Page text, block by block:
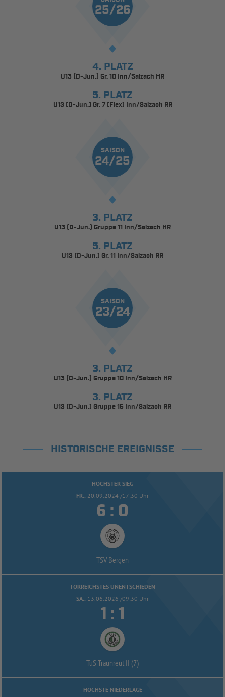
25/26
4. PLATZ
U13 (D-Jun.) Gr. 10 Inn/Salzach HR
5. PLATZ
U13 (D-Jun.) Gr. 7 (Flex) Inn/Salzach RR
SAISON
24/25
3. PLATZ
U13 (D-Jun.) Gruppe 11 Inn/Salzach HR
5. PLATZ
U13 (D-Jun.) Gr. 11 Inn/Salzach RR
SAISON
23/24
3. PLATZ
U13 (D-Jun.) Gruppe 10 Inn/Salzach HR
3. PLATZ
U13 (D-Jun.) Gruppe 15 Inn/Salzach RR
HISTORISCHE EREIGNISSE
HÖCHSTER SIEG
FR.. 20.09.2024 /17:30 Uhr
 : 
TSV Bergen
TORREICHSTES UNENTSCHIEDEN
SA.. 13.06.2026 /09:30 Uhr
 : 
TuS Traunreut II (7)
HÖCHSTE NIEDERLAGE